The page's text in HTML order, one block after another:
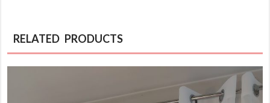
RELATED PRODUCTS